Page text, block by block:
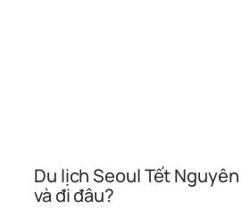
Du lịch Seoul Tết
và đi đâu?